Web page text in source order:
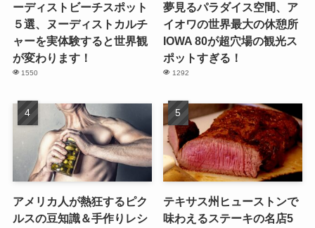
ーディストビーチスポット
５選、ヌーディストカルチ
ャーを実体験すると世界観
が変わります！
1550
夢見るパラダイス空間、ア
イオワの世界最大の休憩所
IOWA 80が超穴場の観光ス
ポットすぎる！
1292
アメリカ人が熱狂するピク
ルスの豆知識＆手作りレシ
テキサス州ヒューストンで
味わえるステーキの名店5